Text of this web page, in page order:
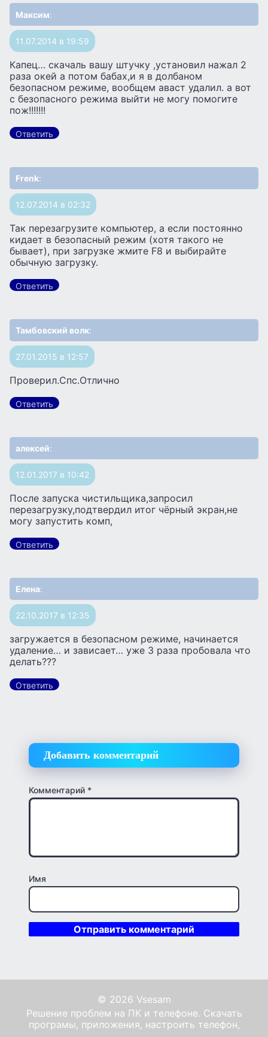
Максим:
11.07.2014 в 19:59
Капец… скачаль вашу штучку ,установил нажал 2
раза окей а потом бабах,и я в долбаном
безопасном режиме, вообщем аваст удалил. а вот
с безопасного режима выйти не могу помогите
пож!!!!!!!
Ответить
Frenk:
12.07.2014 в 02:32
Так перезагрузите компьютер, а если постоянно
кидает в безопасный режим (хотя такого не
бывает), при загрузке жмите F8 и выбирайте
обычную загрузку.
Ответить
Тамбовский волк:
27.01.2015 в 12:57
Проверил.Спс.Отлично
Ответить
алексей:
12.01.2017 в 10:42
После запуска чистильщика,запросил
перезагрузку,подтвердил итог чёрный экран,не
могу запустить комп,
Ответить
Елена:
22.10.2017 в 12:35
загружается в безопасном режиме, начинается
удаление… и зависает… уже 3 раза пробовала что
делать???
Ответить
Добавить комментарий
Комментарий *
Имя
© 2026 Vsesam
Решение проблем на ПК и телефоне. Скачать
програмы, приложения, настроить телефон,